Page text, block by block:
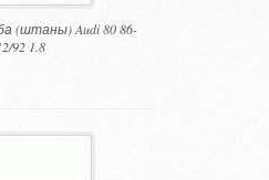
(штаны) Audi 80 86-
92 1.8